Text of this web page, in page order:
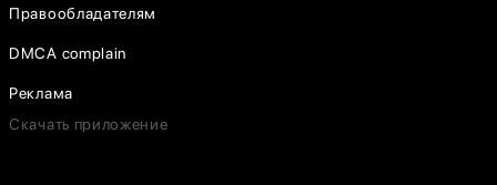
Правообладателям
DMCA complain
Реклама
Скачать приложение